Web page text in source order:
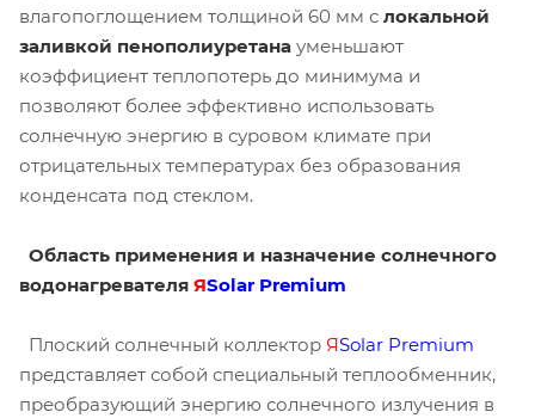
влагопоглощением толщиной 60 мм с локальной
заливкой пенополиуретана уменьшают
коэффициент теплопотерь до минимума и
позволяют более эффективно использовать
солнечную энергию в суровом климате при
отрицательных температурах без образования
конденсата под стеклом.
Область применения и назначение солнечного
водонагревателя ЯSolar Premium
Плоский солнечный коллектор ЯSolar Premium
представляет собой специальный теплообменник,
преобразующий энергию солнечного излучения в